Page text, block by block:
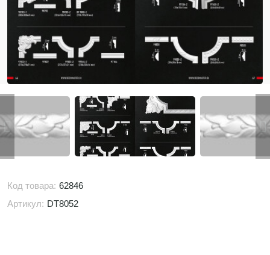
Код товара: 62846
Артикул: DT8052